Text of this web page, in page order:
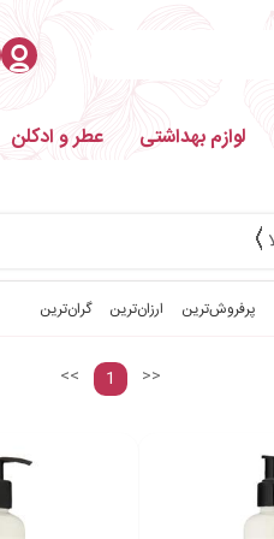
لوازم بهداشتی عطر و ادکلن
پرفروش‌ترین‌ ارزان‌ترین گران‌ترین
<< 1 >>